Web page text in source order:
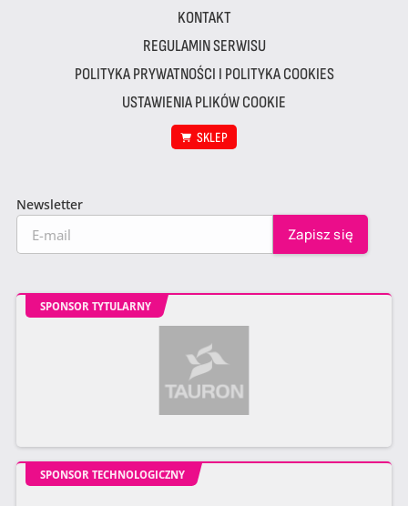
KONTAKT
REGULAMIN SERWISU
POLITYKA PRYWATNOŚCI I POLITYKA COOKIES
USTAWIENIA PLIKÓW COOKIE
SKLEP
Newsletter
SPONSOR TYTULARNY
SPONSOR TECHNOLOGICZNY